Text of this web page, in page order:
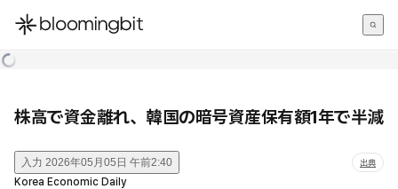
한국어
株高で資金離れ、韓国の暗号資産保有額1年で半減
入力 2026年05月05日 午前2:40 出典
Korea Economic Daily